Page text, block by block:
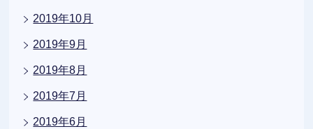
2019年10月
2019年9月
2019年8月
2019年7月
2019年6月